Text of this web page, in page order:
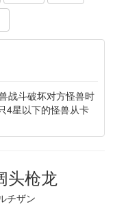
战斗破坏对方怪兽时
4星以下的怪兽从卡
头枪龙
チザン